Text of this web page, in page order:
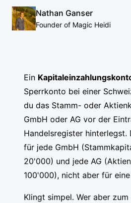
Nathan Ganser
Founder of Magic Heidi
Ein
Sperrkonto bei einer
du das Stamm- oder
GmbH oder AG vor der
Handelsregister hinterlegst.
für jede GmbH
20'000) und jede AG
100'000), nicht aber für
Klingt simpel. Wer aber